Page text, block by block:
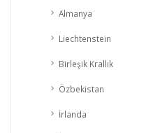
Almanya
Liechtenstein
Birleşik Krallık
Özbekistan
İrlanda